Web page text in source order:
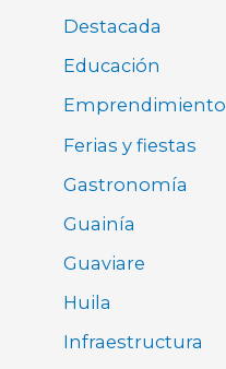
Destacada
Educación
Emprendimiento
Ferias y fiestas
Gastronomía
Guainía
Guaviare
Huila
Infraestructura